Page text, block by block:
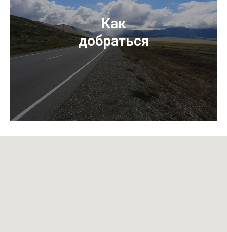
Как
добраться